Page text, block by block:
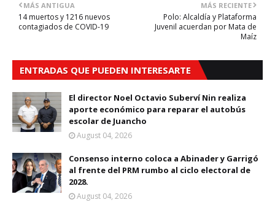
MÁS RECIENTE
Polo: Alcaldía y Plataforma
Juvenil acuerdan por Mata de
Maíz
MÁS ANTIGUA
14 muertos y 1216 nuevos
contagiados de COVID-19
ENTRADAS QUE PUEDEN INTERESARTE
El director Noel Octavio Suberví Nin realiza
aporte económico para reparar el autobús
escolar de Juancho
August 04, 2026
Consenso interno coloca a Abinader y Garrigó
al frente del PRM rumbo al ciclo electoral de
2028.
August 04, 2026